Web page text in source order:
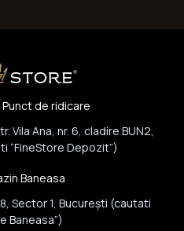
de ridicare
Vila Ana, nr. 6, cladire BUN2,
“FineStore Depozit”)
Baneasa
Sector 1, Bucureşti (cautati
Baneasa”)